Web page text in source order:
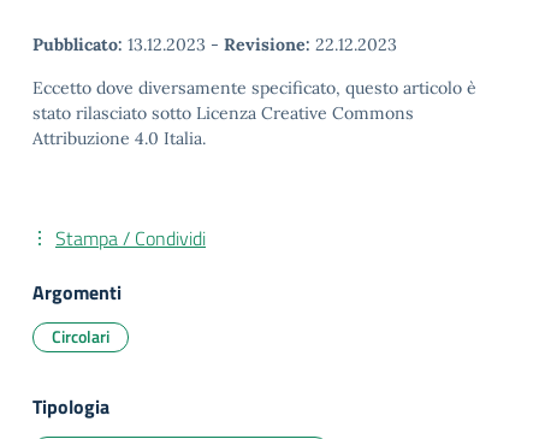
Pubblicato: 13.12.2023 - Revisione: 22.12.2023
Eccetto dove diversamente specificato, questo articolo è
stato rilasciato sotto Licenza Creative Commons
Attribuzione 4.0 Italia.
Stampa / Condividi
Argomenti
Circolari
Tipologia